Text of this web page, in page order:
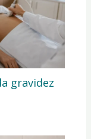
gravidez